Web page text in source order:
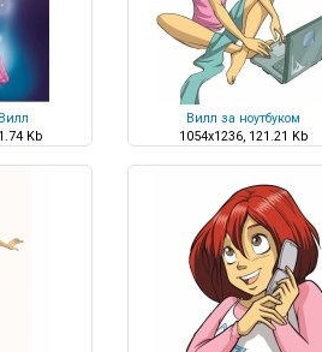
Kb
Вилл за ноутбуком
1054x1236, 121.21 Kb